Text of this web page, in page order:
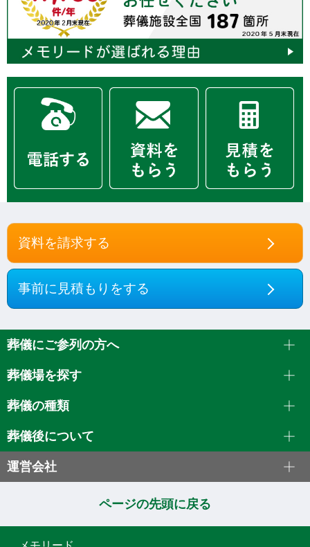
資料を請求する
事前に見積もりをする
葬儀にご参列の方へ
葬儀場を探す
葬儀の種類
葬儀後について
運営会社
ページの先頭に戻る